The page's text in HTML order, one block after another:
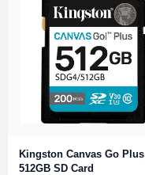
Kingston Canvas Go Plus
512GB SD Card